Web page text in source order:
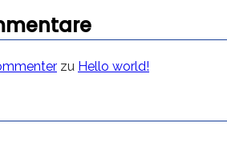
zu Hello world!